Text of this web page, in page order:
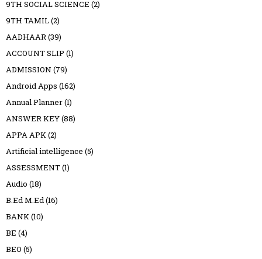
9TH SOCIAL SCIENCE (2)
9TH TAMIL(2)
AADHAAR(39)
ACCOUNT SLIP (1)
ADMISSION (79)
Android Apps (162)
Annual Planner(1)
ANSWER KEY(88)
APPA APK(2)
Artificial intelligence (5)
ASSESSMENT(1)
Audio (18)
B.Ed M.Ed(16)
BANK(10)
BE (4)
BEO (5)